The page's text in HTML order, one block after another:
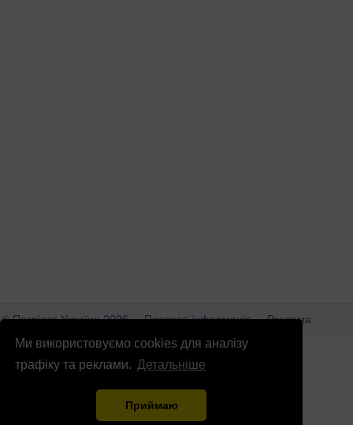
Ми використовуємо cookies для аналізу
трафіку та реклами. Детальніше
Приймаю
© Патріоти України 2026 Правова інформація
Реклама
info@patrioty.org.ua